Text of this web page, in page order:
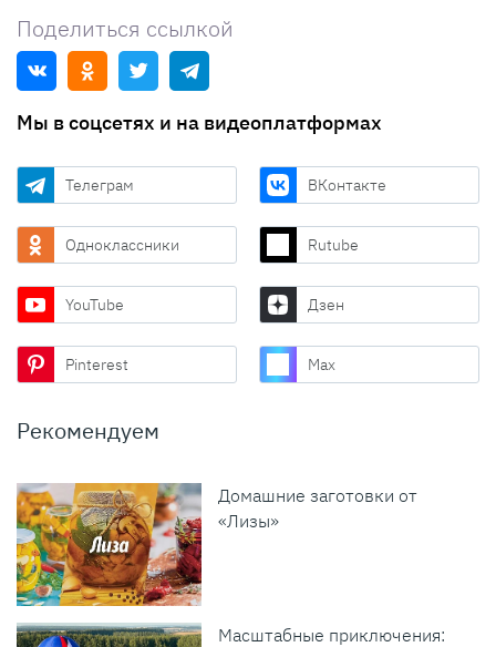
Поделиться ссылкой
Мы в соцсетях и на видеоплатформах
Телеграм ВКонтакте
Одноклассники Rutube
YouTube Дзен
Pinterest Max
Рекомендуем
Домашние заготовки от
«Лизы»
Масштабные приключения: